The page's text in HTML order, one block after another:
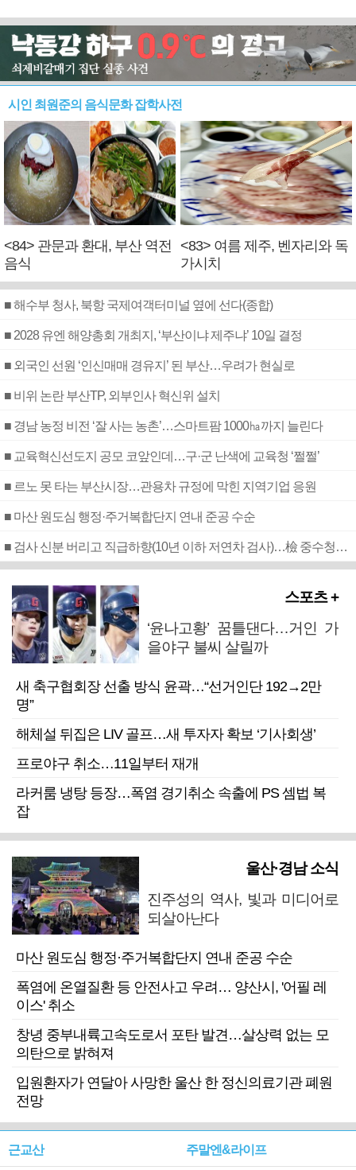
시인 최원준의 음식문화 잡학사전
<84> 관문과 환대, 부산 역전
음식
<83> 여름 제주, 벤자리와 독
가시치
■ 해수부 청사, 북항 국제여객터미널 옆에 선다(종합)
■ 2028 유엔 해양총회 개최지, ‘부산이냐 제주냐’ 10일 결정
■ 외국인 선원 ‘인신매매 경유지’ 된 부산…우려가 현실로
■ 비위 논란 부산TP, 외부인사 혁신위 설치
■ 경남 농정 비전 ‘잘 사는 농촌’…스마트팜 1000㏊까지 늘린다
■ 교육혁신선도지 공모 코앞인데…구·군 난색에 교육청 ‘쩔쩔’
■ 르노 못 타는 부산시장…관용차 규정에 막힌 지역기업 응원
■ 마산 원도심 행정·주거복합단지 연내 준공 수순
■ 검사 신분 버리고 직급하향(10년 이하 저연차 검사)…檢 중수청행 기피
스포츠 +
‘윤나고황’ 꿈틀댄다…거인 가
을야구 불씨 살릴까
새 축구협회장 선출 방식 윤곽…“선거인단 192→2만
명”
해체설 뒤집은 LIV 골프…새 투자자 확보 ‘기사회생’
프로야구 취소…11일부터 재개
라커룸 냉탕 등장…폭염 경기취소 속출에 PS 셈법 복
잡
울산·경남 소식
진주성의 역사, 빛과 미디어로
되살아난다
마산 원도심 행정·주거복합단지 연내 준공 수순
폭염에 온열질환 등 안전사고 우려… 양산시, '어필 레
이스' 취소
창녕 중부내륙고속도로서 포탄 발견…살상력 없는 모
의탄으로 밝혀져
입원환자가 연달아 사망한 울산 한 정신의료기관 폐원
전망
근교산 주말엔&라이프